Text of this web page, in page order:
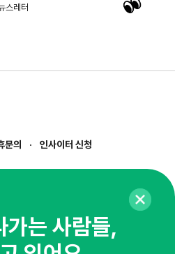
스레터
문의
인사이터 신청
16
1023가는 사람들,